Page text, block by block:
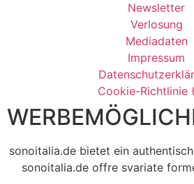
Newsletter
Verlosung
Mediadaten
Impressum
Cookie-Richtlinie
sonoitalia.de bietet ein
sonoitalia.de offre svariate